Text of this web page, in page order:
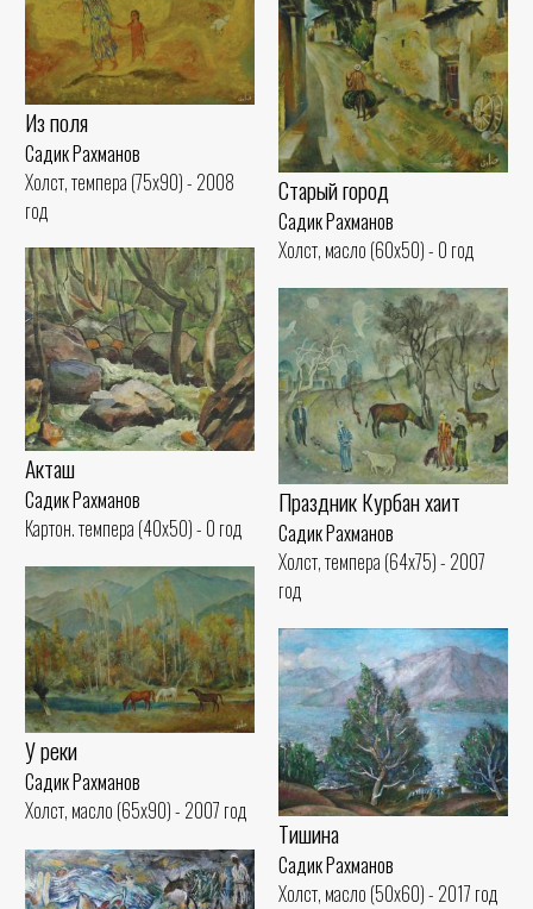
Старый город
Садик Рахманов
Холст, масло (60x50) - 0 год
Из поля
Садик Рахманов
Холст, темпера (75x90) - 2008
год
Акташ
Садик Рахманов
Картон. темпера (40x50) - 0 год
Праздник Курбан хаит
Садик Рахманов
Холст, темпера (64x75) - 2007
год
У реки
Садик Рахманов
Холст, масло (65x90) - 2007 год
Тишина
Садик Рахманов
Холст, масло (50x60) - 2017 год